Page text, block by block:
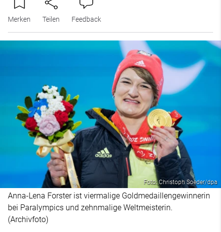
Merken Teilen Feedback
Foto: Christoph Soeder/dpa
Anna-Lena Forster ist viermalige Goldmedaillengewinnerin
bei Paralympics und zehnmalige Weltmeisterin.
(Archivfoto)